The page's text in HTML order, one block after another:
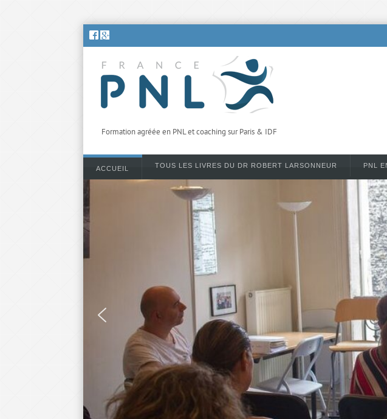
Formation agréée en PNL et coaching sur Paris & IDF
ACCUEIL TOUS LES LIVRES DU DR ROBERT LARSONNEUR PNL